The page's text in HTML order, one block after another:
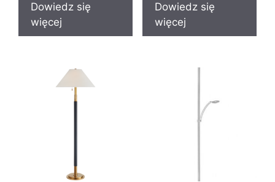
Dowiedz się
więcej
Dowiedz się
więcej